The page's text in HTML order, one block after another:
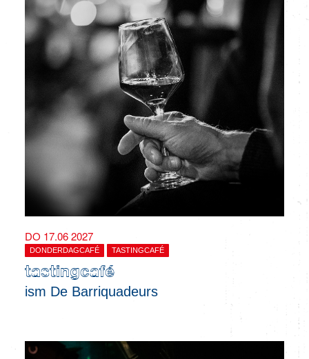
DO 17.06 2027
DONDERDAGCAFÉ TASTINGCAFÉ
tastingcafé
ism De Barriquadeurs